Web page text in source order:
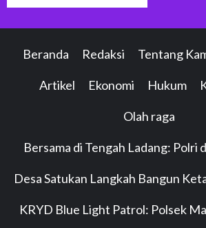
Beranda Redaksi Tentang
Artikel Ekonomi Hukum
Olah raga
Bersama di Tengah Ladang: Polri
Desa Satukan Langkah Bangun
KRYD Blue Light Patrol: Polsek